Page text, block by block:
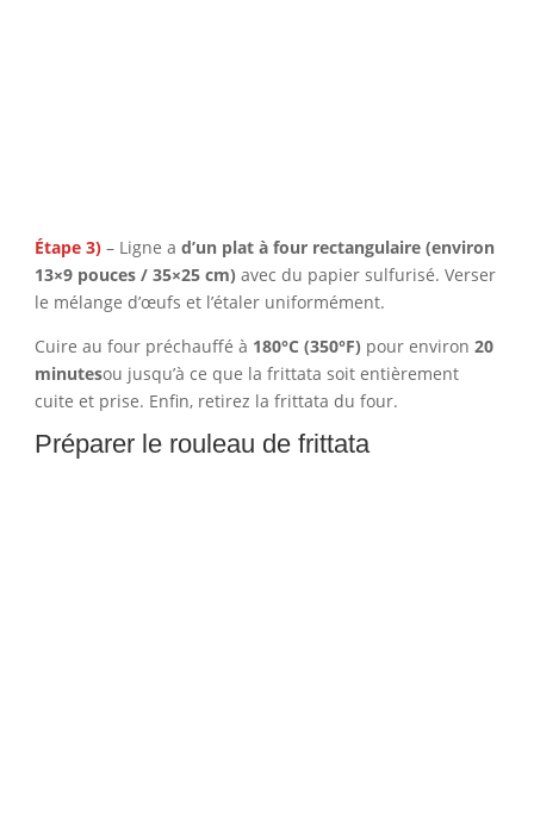
Étape 3)– Ligne a d’un plat à four rectangulaire (environ
13×9 pouces / 35×25 cm) avec du papier sulfurisé. Verser
le mélange d’œufs et l’étaler uniformément.
Cuire au four préchauffé à 180°C (350°F) pour environ 20
minutesou jusqu’à ce que la frittata soit entièrement
cuite et prise. Enfin, retirez la frittata du four.
Préparer le rouleau de frittata